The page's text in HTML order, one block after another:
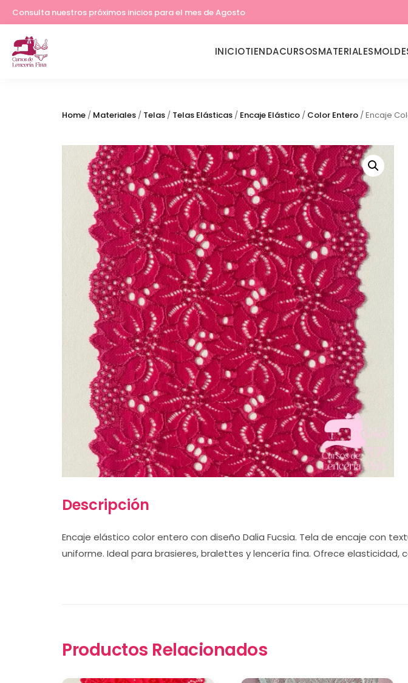
Consulta nuestros próximos inicios para el mes de Agosto
Lleva tu costura a otro nivel
INICIOTIENDACURSOSMATERIALES
Home / Materiales / Telas / Telas Elásticas / Encaje Elástico / Color Entero / Encaje
Descripción
Encaje elástico color entero con diseño Dalia Fucsia. Tela de encaje con
uniforme. Ideal para brasieres, bralettes y lencería fina. Ofrece
Productos Relacionados